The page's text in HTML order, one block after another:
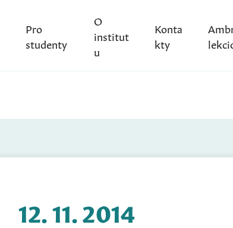
Pro
studenty
O
institut
u
Konta
kty
12. 11. 2014